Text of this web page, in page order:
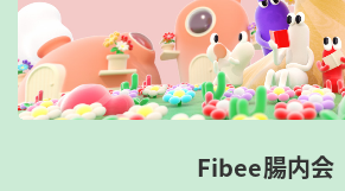
Fibee腸内会